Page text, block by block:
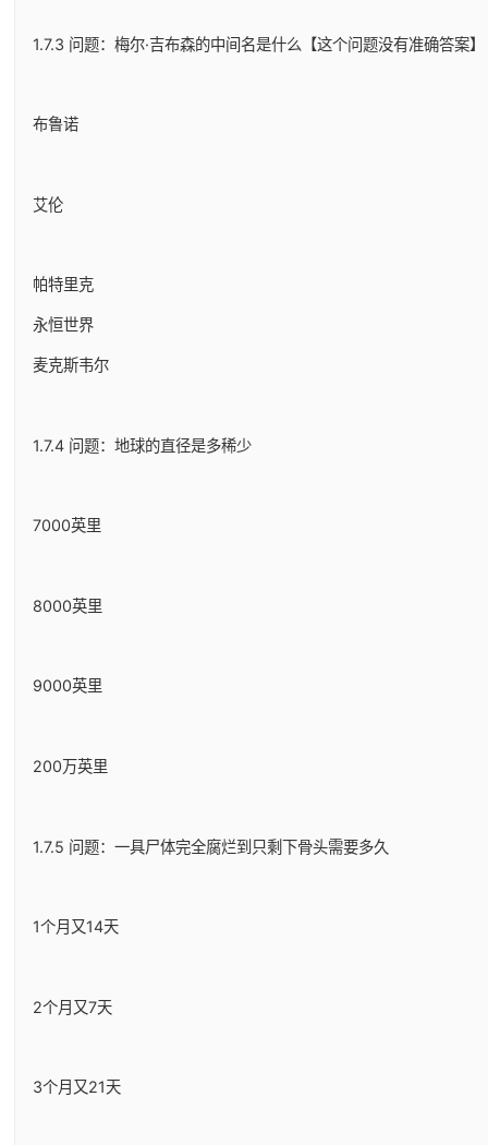
1.7.3 问题：梅尔·吉布森的中间名是什么【这个问题没有准确答案】
布鲁诺
艾伦
帕特里克
永恒世界
麦克斯韦尔
1.7.4 问题：地球的直径是多稀少
7000英里
8000英里
9000英里
200万英里
1.7.5 问题：一具尸体完全腐烂到只剩下骨头需要多久
1个月又14天
2个月又7天
3个月又21天